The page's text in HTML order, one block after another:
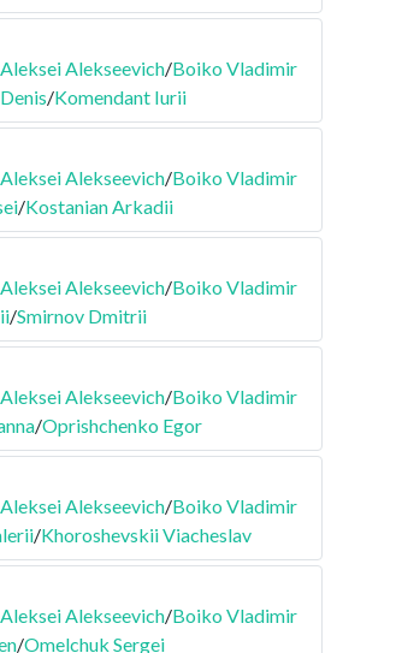
Alekseevich/Boiko Vladimir
/Komendant Iurii
Alekseevich/Boiko Vladimir
/Kostanian Arkadii
Alekseevich/Boiko Vladimir
/Smirnov Dmitrii
Alekseevich/Boiko Vladimir
/Oprishchenko Egor
Alekseevich/Boiko Vladimir
/Khoroshevskii Viacheslav
Alekseevich/Boiko Vladimir
/Omelchuk Sergei